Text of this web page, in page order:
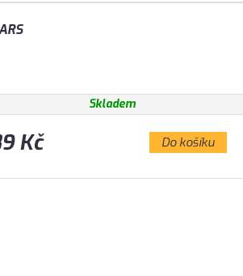
Skladem
Kč Do košíku